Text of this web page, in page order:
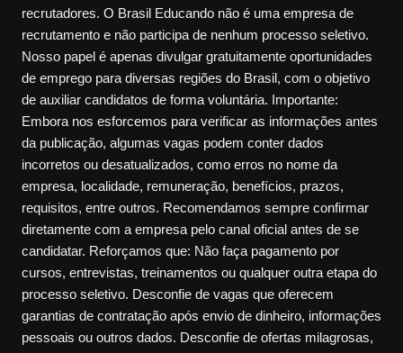
recrutadores. O Brasil Educando não é uma empresa de
recrutamento e não participa de nenhum processo seletivo.
Nosso papel é apenas divulgar gratuitamente oportunidades
de emprego para diversas regiões do Brasil, com o objetivo
de auxiliar candidatos de forma voluntária. Importante:
Embora nos esforcemos para verificar as informações antes
da publicação, algumas vagas podem conter dados
incorretos ou desatualizados, como erros no nome da
empresa, localidade, remuneração, benefícios, prazos,
requisitos, entre outros. Recomendamos sempre confirmar
diretamente com a empresa pelo canal oficial antes de se
candidatar. Reforçamos que: Não faça pagamento por
cursos, entrevistas, treinamentos ou qualquer outra etapa do
processo seletivo. Desconfie de vagas que oferecem
garantias de contratação após envio de dinheiro, informações
pessoais ou outros dados. Desconfie de ofertas milagrosas,